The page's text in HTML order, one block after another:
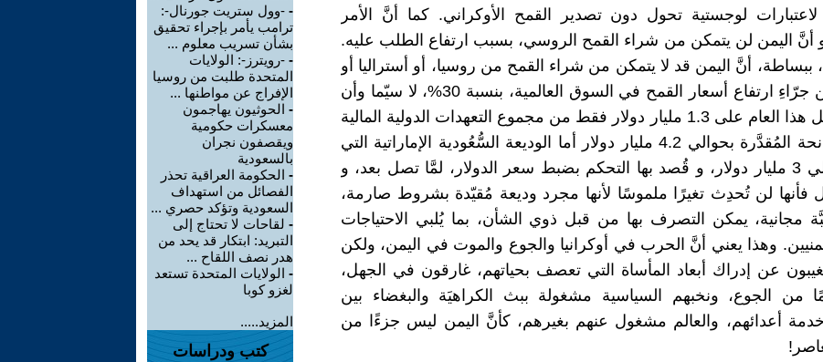
لاعتبارات لوجستية تحول دون تصدير القمح الأوكراني. كما أنَّ الأمر
أنَّ اليمن لن يتمكن من شراء القمح الروسي، بسبب ارتفاع الطلب عليه.
ببساطة، أنَّ اليمن قد لا يتمكن من شراء القمح من روسيا، أو أستراليا أو
أمريكا، من جرّاءِ ارتفاع أسعار القمح في السوق العالمية، بنسبة 30%، لا سيّما وأن
اليمن حصل هذا العام على 1.3 مليار دولار فقط من مجموع التعهدات الدولية المالية
للدول المانحة المُقدَّرة بحوالي 4.2 مليار دولار أما الوديعة السُّعُودية الإماراتية التي
تُقدَّر بحوالي 3 مليار دولار، و قُصد بها التحكم بضبط سعر الدولار، لمَّا تصل بعد، و
فأنها لن تُحدِث تغيرًا ملموسًا لأنها مجرد وديعة مُقيّدة بشروط صارمة،
مجانية، يمكن التصرف بها من قبل ذوي الشأن، بما يُلبي الاحتياجات
وهذا يعني أنَّ الحرب في أوكرانيا والجوع والموت في اليمن، ولكن
مغيبون عن إدراك أبعاد المأساة التي تعصف بحياتهم، غارقون في الجهل،
من الجوع، ونخبهم السياسية مشغولة ببث الكراهيَة والبغضاء بين
وخدمة أعدائهم، والعالم مشغول عنهم بغيرهم، كأنَّ اليمن ليس جزءًا من
- -وول ستريت جورنال-:
ترامب يأمر بإجراء تحقيق
بشأن تسريب معلوم ...
- -رويترز-: الولايات
المتحدة طلبت من روسيا
الإفراج عن مواطنها ...
- الحوثيون يهاجمون
معسكرات حكومية
ويقصفون نجران
بالسعودية
- الحكومة العراقية تحذر
الفصائل من استهداف
السعودية وتؤكد حصري ...
- لقاحات لا تحتاج إلى
التبريد: ابتكار قد يحد من
هدر نصف اللقاح ...
- الولايات المتحدة تستعد
لغزو كوبا
المزيد.....
كتب ودراسات